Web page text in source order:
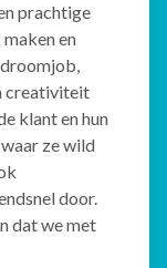
prachtige
en
creativiteit
klant en hun
ze wild
door.
dat we met